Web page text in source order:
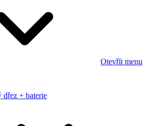
Otevřít menu
dřez + baterie